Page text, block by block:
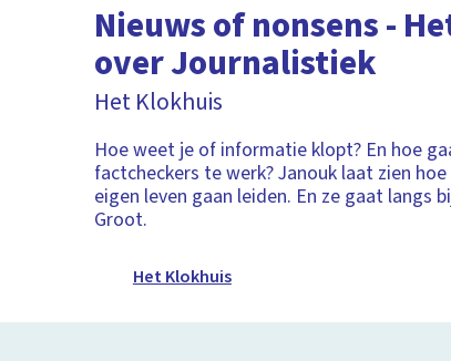
Nieuws of nonsens -
over Journalistiek
Het Klokhuis
Hoe weet je of informatie klopt? En hoe
factcheckers te werk? Janouk laat zien
eigen leven gaan leiden. En ze gaat langs
Groot.
Het Klokhuis